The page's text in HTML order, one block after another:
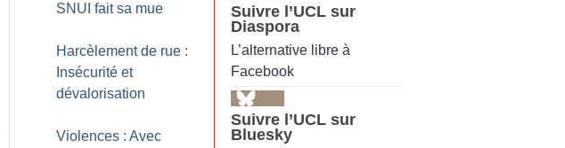
SNUI fait sa mue
Harcèlement de rue :
Insécurité et
dévalorisation
Violences : Avec
Suivre l’UCL sur
Diaspora
L’alternative libre à
Facebook
Suivre l’UCL sur
Bluesky